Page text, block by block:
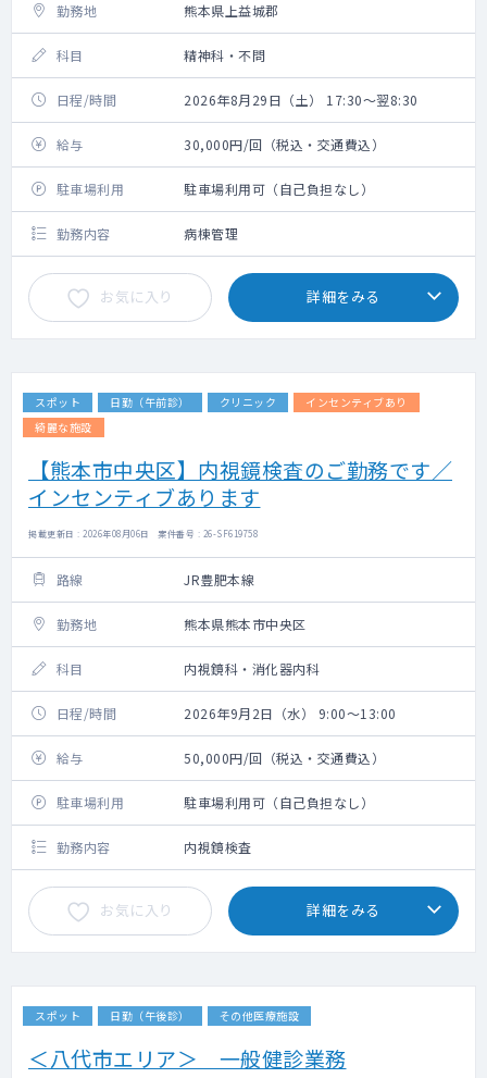
勤務地 熊本県上益城郡
科目 精神科・不問
日程/時間 2026年8月29日（土） 17:30～翌8:30
給与 30,000円/回（税込・交通費込）
駐車場利用 駐車場利用可（自己負担なし）
勤務内容 病棟管理
お気に入り 詳細をみる
スポット 日勤（午前診） クリニック
インセンティブあり
綺麗な施設
【熊本市中央区】内視鏡検査のご勤務です／
インセンティブあります
掲載更新日 : 2026年08月06日 案件番号 : 26-SF619758
路線 JR豊肥本線
勤務地 熊本県熊本市中央区
科目 内視鏡科・消化器内科
日程/時間 2026年9月2日（水） 9:00～13:00
給与 50,000円/回（税込・交通費込）
駐車場利用 駐車場利用可（自己負担なし）
勤務内容 内視鏡検査
お気に入り 詳細をみる
スポット 日勤（午後診） その他医療施設
＜八代市エリア＞ 一般健診業務